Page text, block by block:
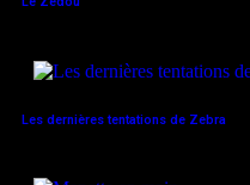
Les dernières tentations de Zebra